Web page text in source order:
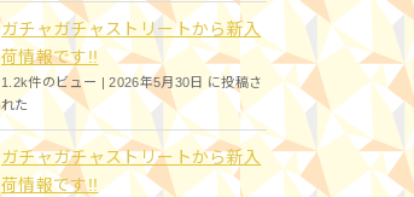
ガチャガチャストリートから新入
荷情報です!!
1.2k件のビュー |2026年5月30日 に投稿さ
れた
ガチャガチャストリートから新入
荷情報です!!